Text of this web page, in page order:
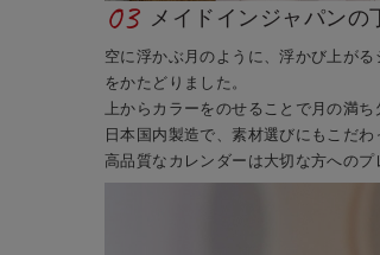
03 メイドインジャパンの
空に浮かぶ月のように、浮かび上が
をかたどりました。
上からカラーをのせることで月の満ち
日本国内製造で、素材選びにもこだわ
高品質なカレンダーは大切な方へのプ